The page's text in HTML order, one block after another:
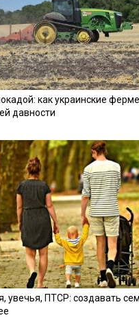
как украинские
давности
увечья, ПТСР: создавать